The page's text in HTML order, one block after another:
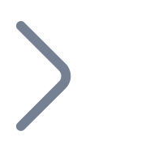
votre entreprise et